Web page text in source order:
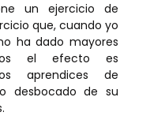
un ejercicio de
que, cuando yo
ha dado mayores
el efecto es
aprendices de
desbocado de su